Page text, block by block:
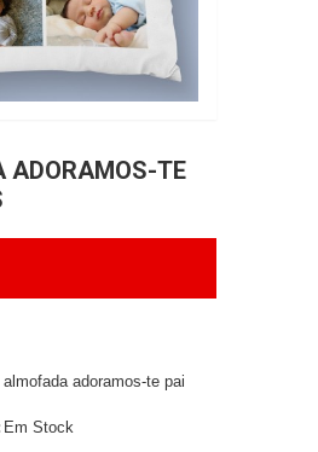
ADORAMOS-TE
almofada adoramos-te pai
Em Stock